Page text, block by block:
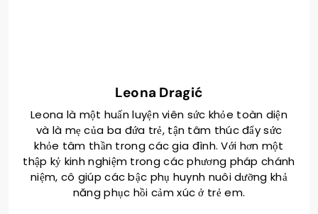
Leona Dragić
Leona là một huấn luyện viên sức khỏe toàn diện
và là mẹ của ba đứa trẻ, tận tâm thúc đẩy sức
khỏe tâm thần trong các gia đình. Với hơn một
thập kỷ kinh nghiệm trong các phương pháp chánh
niệm, cô giúp các bậc phụ huynh nuôi dưỡng khả
năng phục hồi cảm xúc ở trẻ em.